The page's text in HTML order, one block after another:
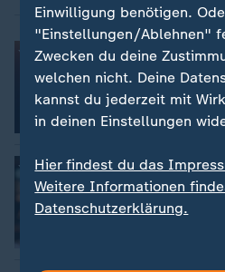
Verfolgen Sie Events
: Wintersport im
Sendung verpasst?
: Wintersport im
Einwilligung benötigen.
"Einstellungen/Ablehnen"
Zwecken du deine
welchen nicht. Deine
kannst du jederzeit mit
in deinen Einstellungen
Hier findest du das
Weitere Informationen
Datenschutzerklärung.